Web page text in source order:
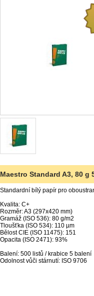
Maestro Standard A3, 80 g
Standardní bílý papír pro
Kvalita: C+
Rozměr: A3 (297x420 mm)
Gramáž (ISO 536): 80 g/m2
Tloušťka (ISO 534): 110 µm
Bělost CIE (ISO 11475): 151
Opacita (ISO 2471): 93%
Balení: 500 listů / krabice 5 balení
Odolnost vůči stárnutí: ISO 9706